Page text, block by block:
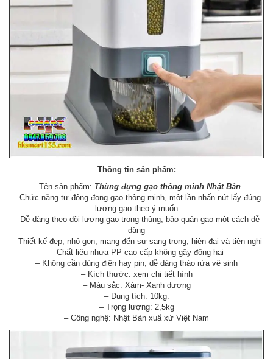
Thông tin sản phẩm:
– Tên sản phẩm: Thùng đựng gạo thông minh Nhật Bản
– Chức năng tự động đong gạo thông minh, một lần nhấn nút lấy đúng
lượng gạo theo ý muốn
– Dễ dàng theo dõi lượng gạo trong thùng, bảo quản gạo một cách dễ
dàng
– Thiết kế đẹp, nhỏ gọn, mang đến sự sang trọng, hiện đại và tiện nghi
– Chất liệu nhựa PP cao cấp không gây động hại
– Không cần dùng điện hay pin, dễ dàng tháo rửa vệ sinh
– Kích thước: xem chi tiết hình
– Màu sắc: Xám- Xanh dương
– Dung tích: 10kg.
– Trọng lượng: 2,5kg
– Công nghệ: Nhật Bản xuấ xứ Việt Nam